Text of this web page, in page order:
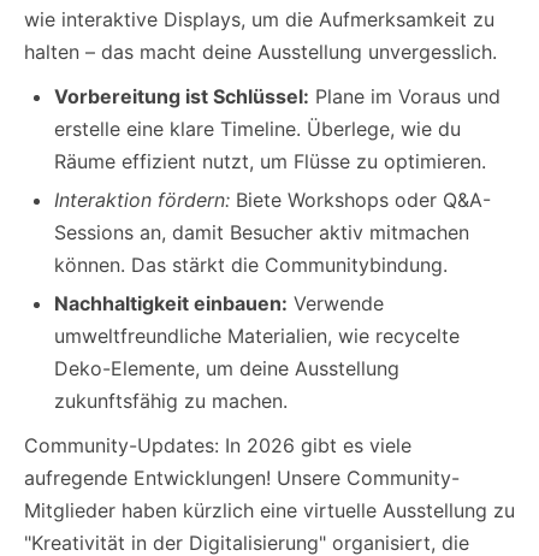
wie interaktive Displays, um die Aufmerksamkeit zu
halten – das macht deine Ausstellung unvergesslich.
Vorbereitung ist Schlüssel: Plane im Voraus und
erstelle eine klare Timeline. Überlege, wie du
Räume effizient nutzt, um Flüsse zu optimieren.
Interaktion fördern: Biete Workshops oder Q&A-
Sessions an, damit Besucher aktiv mitmachen
können. Das stärkt die Communitybindung.
Nachhaltigkeit einbauen: Verwende
umweltfreundliche Materialien, wie recycelte
Deko-Elemente, um deine Ausstellung
zukunftsfähig zu machen.
Community-Updates: In 2026 gibt es viele
aufregende Entwicklungen! Unsere Community-
Mitglieder haben kürzlich eine virtuelle Ausstellung zu
"Kreativität in der Digitalisierung" organisiert, die